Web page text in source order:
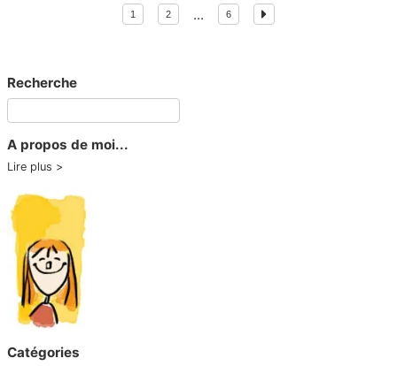
1 2 ... 6
Recherche
A propos de moi...
Lire plus
Catégories